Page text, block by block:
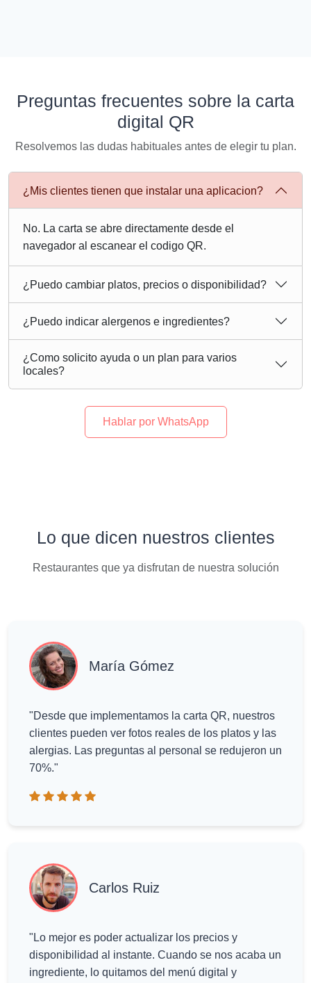
Preguntas frecuentes sobre la carta
digital QR
Resolvemos las dudas habituales antes de elegir tu plan.
¿Mis clientes tienen que instalar una aplicacion?
No. La carta se abre directamente desde el
navegador al escanear el codigo QR.
¿Puedo cambiar platos, precios o disponibilidad?
¿Puedo indicar alergenos e ingredientes?
¿Como solicito ayuda o un plan para varios
locales?
Hablar por WhatsApp
Lo que dicen nuestros clientes
Restaurantes que ya disfrutan de nuestra solución
María Gómez
"Desde que implementamos la carta QR, nuestros
clientes pueden ver fotos reales de los platos y las
alergias. Las preguntas al personal se redujeron un
70%."
Carlos Ruiz
"Lo mejor es poder actualizar los precios y
disponibilidad al instante. Cuando se nos acaba un
ingrediente, lo quitamos del menú digital y